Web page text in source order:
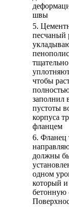
швы
5.
песчаный
тщательно
чтобы
заполнил
пустоты
корпуса
фланцем
6. Фланец
должны
одном
который
бетонную